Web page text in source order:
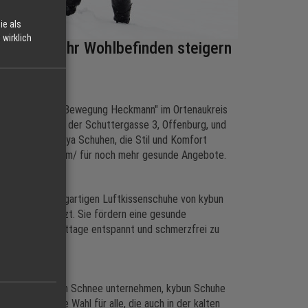
Schuhe Ihr Wohlbefinden steigern
"Gesunde Bewegung Heckmann" im Ortenaukreis
Filialen in der Schuttergasse 3, Offenburg, und
kybun und Joya Schuhen, die Stil und Komfort
für noch mehr gesunde Angebote.
Die einzigartigen Luftkissenschuhe von kybun
unterstützt. Sie fördern eine gesunde
um die Festtage entspannt und schmerzfrei zu
im Schnee unternehmen, kybun Schuhe
die ideale Wahl für alle, die auch in der kalten
als